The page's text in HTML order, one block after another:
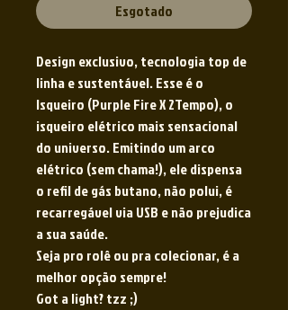
Esgotado
Design exclusivo, tecnologia top de
linha e sustentável. Esse é o
Isqueiro (Purple Fire X 2Tempo), o
isqueiro elétrico mais sensacional
do universo. Emitindo um arco
elétrico (sem chama!), ele dispensa
o refil de gás butano, não polui, é
recarregável via USB e não prejudica
a sua saúde.
Seja pro rolê ou pra colecionar, é a
melhor opção sempre!
Got a light? tzz ;)